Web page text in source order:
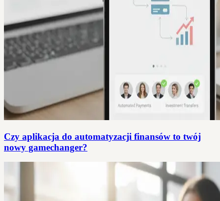
Czy aplikacja do automatyzacji finansów to twój
nowy gamechanger?